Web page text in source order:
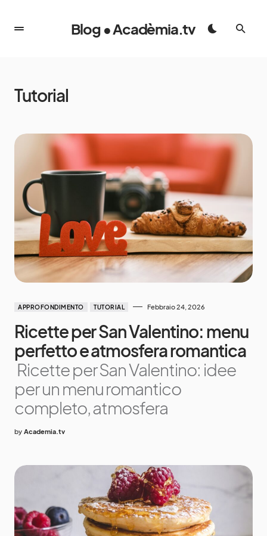
Blog • Acadèmia.tv
Tutorial
APPROFONDIMENTO TUTORIAL Febbraio 24, 2026
Ricette per San Valentino: menu
perfetto e atmosfera romantica
Ricette per San Valentino: idee
per un menu romantico
completo, atmosfera
by Academia.tv